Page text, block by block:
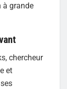
à grande
chercheur
et